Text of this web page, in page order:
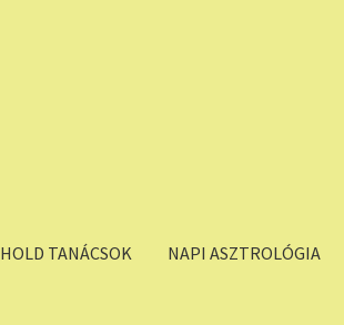
HOLD TANÁCSOK NAPI ASZTROLÓGIA